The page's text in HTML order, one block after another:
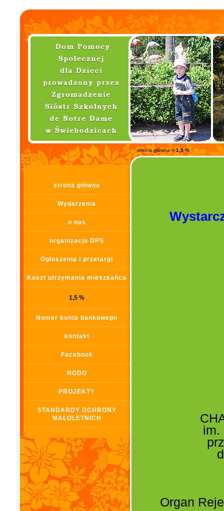
strona główna»1,5 %
strona główna
Wydarzenia
o nas
organizacja DPS
Ogłoszenia i przetargi
Koszt utrzymania mieszkańca
1,5 %
Numer konta bankowego
kontakt
Facebook
RODO
PROJEKTY
STANDARDY OCHRONY
MAŁOLETNICH
im.
Organ